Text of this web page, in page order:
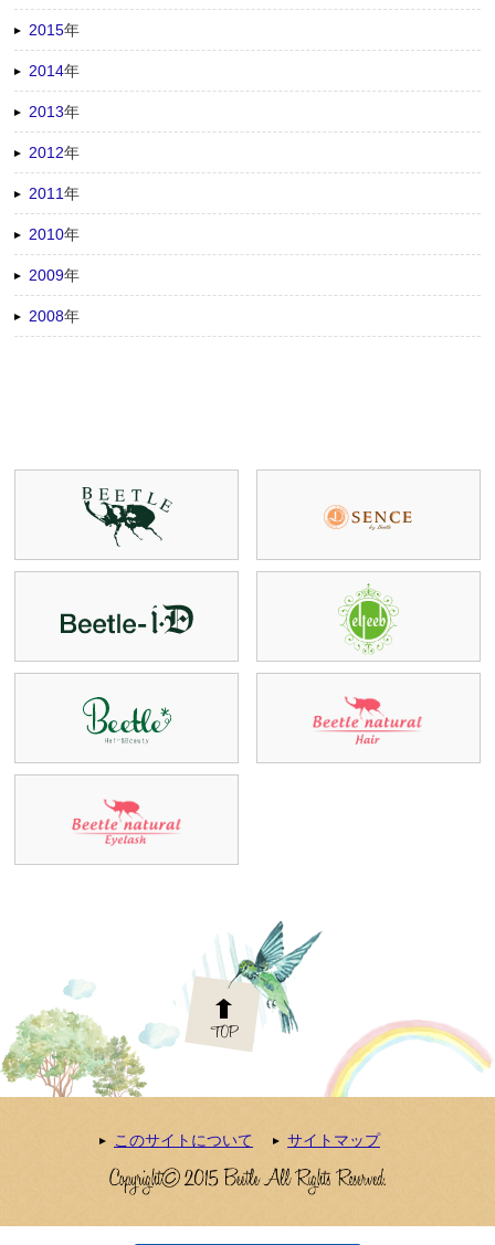
2015年
2014年
2013年
2012年
2011年
2010年
2009年
2008年
このサイトについて サイトマップ